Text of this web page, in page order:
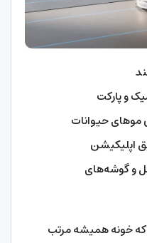
و پارکت
حیوانات
اپلیکیشن
و گوشه‌های
که خونه همیشه مرتب